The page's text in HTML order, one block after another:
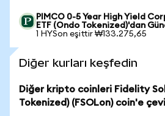
PIMCO 0-5 Year High Yield
ETF (Ondo Tokenized)'dan
1 HYSon eşittir ₩133.275,65
Diğer kurları keşfedin
Diğer kripto coinleri Fidelity
Tokenized) (FSOLon) coin'e